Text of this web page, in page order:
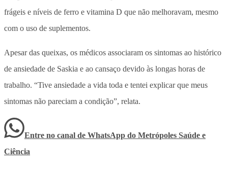
frágeis e níveis de ferro e vitamina D que não melhoravam, mesmo
com o uso de suplementos.
Apesar das queixas, os médicos associaram os sintomas ao histórico
de ansiedade de Saskia e ao cansaço devido às longas horas de
trabalho. “Tive ansiedade a vida toda e tentei explicar que meus
sintomas não pareciam a condição”, relata.
Entre no canal de WhatsApp do Metrópoles Saúde e
Ciência